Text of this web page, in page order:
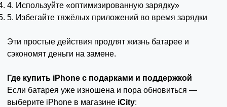
4. Используйте «оптимизированную зарядку»
5. Избегайте тяжёлых приложений во время зарядки
Эти простые действия продлят жизнь батарее и
сэкономят деньги на замене.
Где купить iPhone с подарками и поддержкой
Если батарея уже изношена и пора обновиться —
выберите iPhone в магазине iCity: